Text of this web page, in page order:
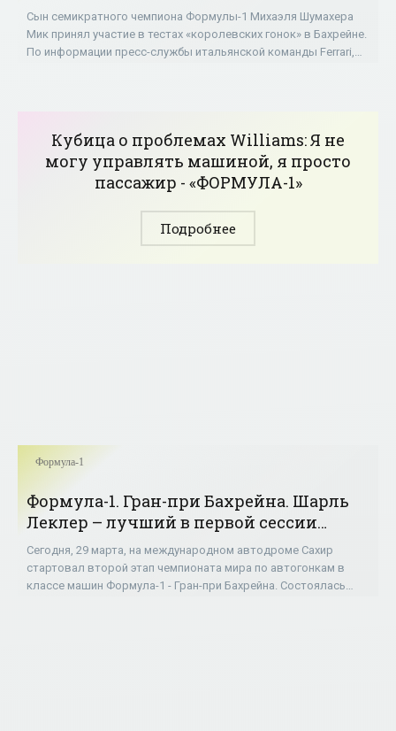
Сын семикратного чемпиона Формулы-1 Михаэля Шумахера
Мик принял участие в тестах «королевских гонок» в Бахрейне.
По информации пресс-службы итальянской команды Ferrari,
Кубица о проблемах Williams: Я не
могу управлять машиной, я просто
пассажир - «ФОРМУЛА-1»
Подробнее
Формула-1
Формула-1. Гран-при Бахрейна. Шарль
Леклер – лучший в первой сессии
свободных заездов - «ФОРМУЛА-1»
Сегодня, 29 марта, на международном автодроме Сахир
стартовал второй этап чемпионата мира по автогонкам в
классе машин Формула-1 - Гран-при Бахрейна. Состоялась